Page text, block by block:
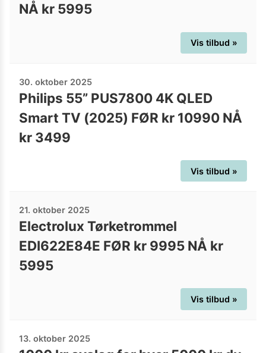
NÅ kr 5995
Vis tilbud »
30. oktober 2025
Philips 55” PUS7800 4K QLED
Smart TV (2025) FØR kr 10990 NÅ
kr 3499
Vis tilbud »
21. oktober 2025
Electrolux Tørketrommel
EDI622E84E FØR kr 9995 NÅ kr
5995
Vis tilbud »
13. oktober 2025